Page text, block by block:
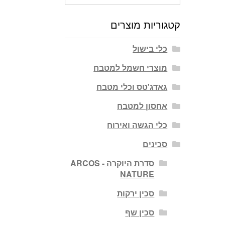
קטגוריות מוצרים
כלי בישול
מוצרי חשמל למטבח
גאדג'טס וכלי מטבח
אחסון למטבח
כלי הגשה ואירוח
סכינים
סדרת היוקרה - ARCOS
NATURE
סכין ירקות
סכין שף